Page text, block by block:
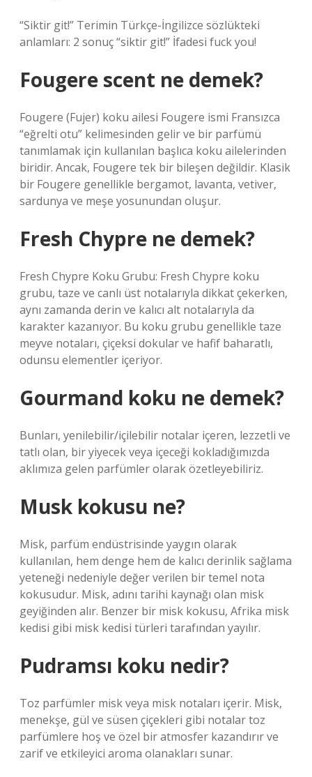
“Siktir git!” Terimin Türkçe-İngilizce sözlükteki
anlamları: 2 sonuç “siktir git!” İfadesi fuck you!
Fougere scent ne demek?
Fougere (Fujer) koku ailesi Fougere ismi Fransızca
“eğrelti otu” kelimesinden gelir ve bir parfümü
tanımlamak için kullanılan başlıca koku ailelerinden
biridir. Ancak, Fougere tek bir bileşen değildir. Klasik
bir Fougere genellikle bergamot, lavanta, vetiver,
sardunya ve meşe yosunundan oluşur.
Fresh Chypre ne demek?
Fresh Chypre Koku Grubu: Fresh Chypre koku
grubu, taze ve canlı üst notalarıyla dikkat çekerken,
aynı zamanda derin ve kalıcı alt notalarıyla da
karakter kazanıyor. Bu koku grubu genellikle taze
meyve notaları, çiçeksi dokular ve hafif baharatlı,
odunsu elementler içeriyor.
Gourmand koku ne demek?
Bunları, yenilebilir/içilebilir notalar içeren, lezzetli ve
tatlı olan, bir yiyecek veya içeceği kokladığımızda
aklımıza gelen parfümler olarak özetleyebiliriz.
Musk kokusu ne?
Misk, parfüm endüstrisinde yaygın olarak
kullanılan, hem denge hem de kalıcı derinlik sağlama
yeteneği nedeniyle değer verilen bir temel nota
kokusudur. Misk, adını tarihi kaynağı olan misk
geyiğinden alır. Benzer bir misk kokusu, Afrika misk
kedisi gibi misk kedisi türleri tarafından yayılır.
Pudramsı koku nedir?
Toz parfümler misk veya misk notaları içerir. Misk,
menekşe, gül ve süsen çiçekleri gibi notalar toz
parfümlere hoş ve özel bir atmosfer kazandırır ve
zarif ve etkileyici aroma olanakları sunar.